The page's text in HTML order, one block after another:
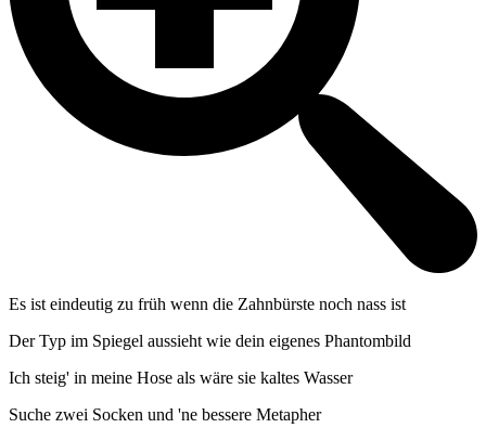
Es ist eindeutig zu früh wenn die Zahnbürste noch nass ist
Der Typ im Spiegel aussieht wie dein eigenes Phantombild
Ich steig' in meine Hose als wäre sie kaltes Wasser
Suche zwei Socken und 'ne bessere Metapher